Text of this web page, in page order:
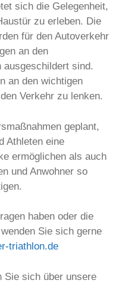
sich die Gelegenheit,
zu erleben. Die
für den Autoverkehr
an den
ausgeschildert sind.
an den wichtigen
Verkehr zu lenken.
geplant,
Athleten eine
ermöglichen als auch
und Anwohner so
haben oder die
Sie sich gerne
triathlon.de
Sie sich über unsere